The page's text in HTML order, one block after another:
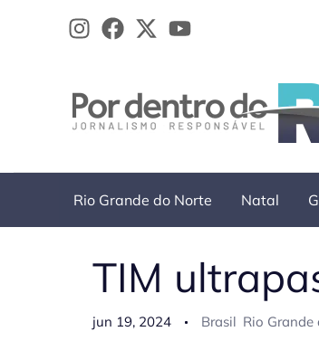
Rio Grande do Norte Natal
TIM
jun 19, 2024 Brasil Rio Grande